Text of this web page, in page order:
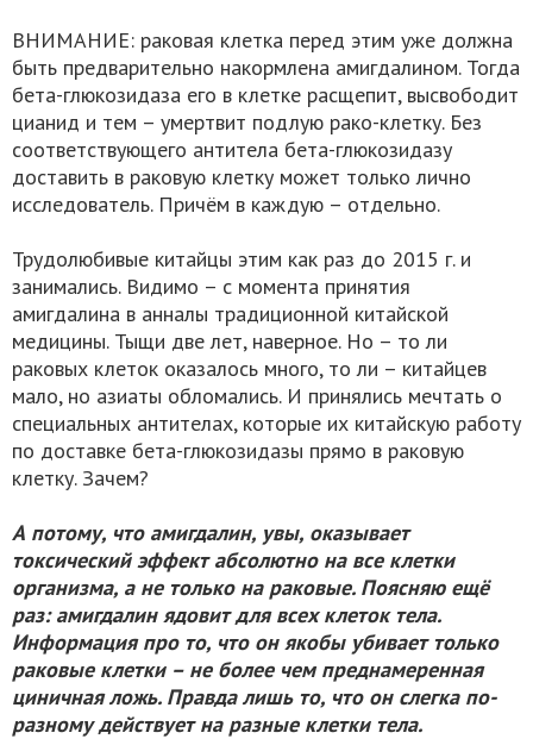
ВНИМАНИЕ: раковая клетка перед этим уже должна
быть предварительно накормлена амигдалином. Тогда
бета-глюкозидаза его в клетке расщепит, высвободит
цианид и тем – умертвит подлую рако-клетку. Без
соответствующего антитела бета-глюкозидазу
доставить в раковую клетку может только лично
исследователь. Причём в каждую – отдельно.
Трудолюбивые китайцы этим как раз до 2015 г. и
занимались. Видимо – с момента принятия
амигдалина в анналы традиционной китайской
медицины. Тыщи две лет, наверное. Но – то ли
раковых клеток оказалось много, то ли – китайцев
мало, но азиаты обломались. И принялись мечтать о
специальных антителах, которые их китайскую работу
по доставке бета-глюкозидазы прямо в раковую
клетку. Зачем?
А потому, что амигдалин, увы, оказывает
токсический эффект абсолютно на все клетки
организма, а не только на раковые. Поясняю ещё
раз: амигдалин ядовит для всех клеток тела.
Информация про то, что он якобы убивает только
раковые клетки – не более чем преднамеренная
циничная ложь. Правда лишь то, что он слегка по-
разному действует на разные клетки тела.